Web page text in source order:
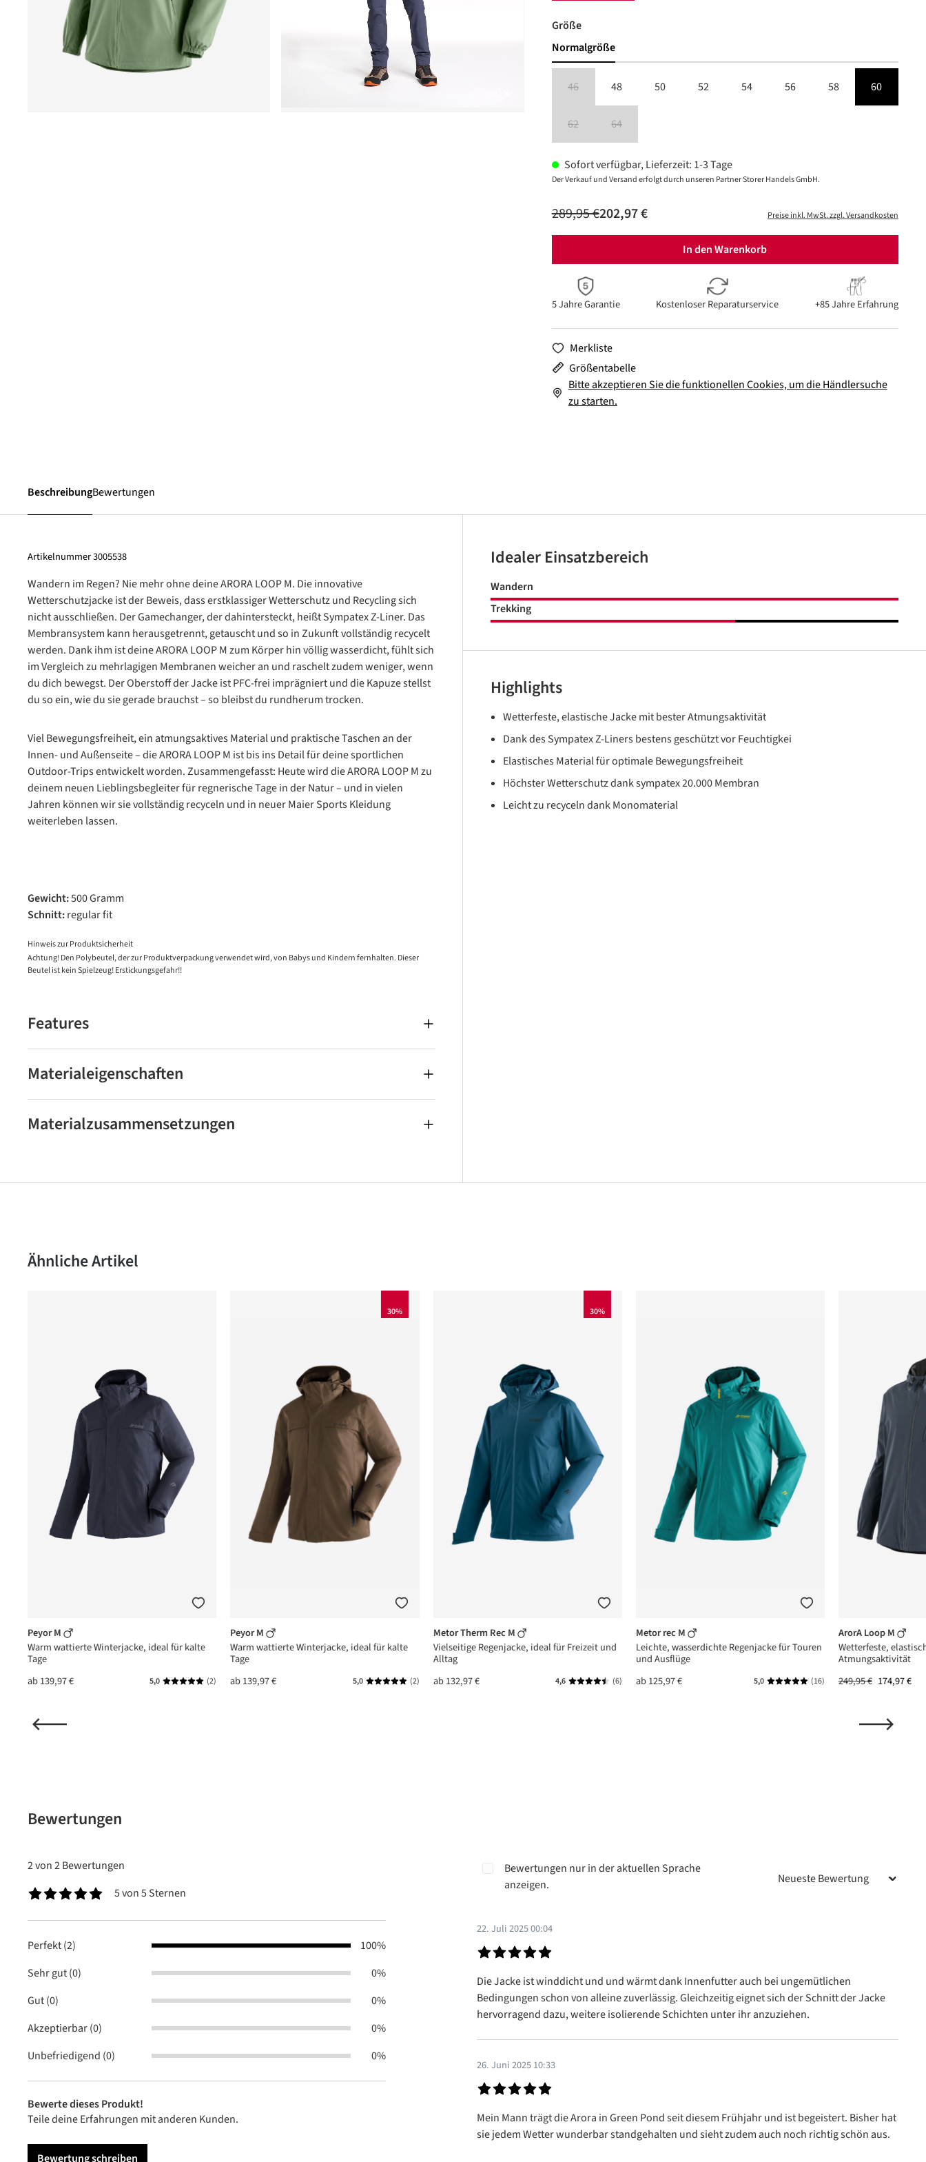
Größeauswählen
Normalgröße
46(Diese Option ist zurzeit nicht verfügbar.)
48 50 52 54 56 58 60
62 64
Sofort verfügbar, Lieferzeit: 1-3 Tage
Der Verkauf und Versand erfolgt durch unseren Partner Storer Handels GmbH.
202,97 €
289,95 € Preise inkl. MwSt. zzgl. Versandkosten
In den Warenkorb
5 Jahre Garantie Kostenloser Reparaturservice +85 Jahre Erfahrung
Merkliste
Größentabelle
Bitte akzeptieren Sie die funktionellen Cookies, um die Händlersuche
zu starten.
BeschreibungBewertungen
Artikelnummer3005538
Wandern im Regen? Nie mehr ohne deine ARORA LOOP M. Die innovative
Wetterschutzjacke ist der Beweis, dass erstklassiger Wetterschutz und Recycling sich
nicht ausschließen. Der Gamechanger, der dahintersteckt, heißt Sympatex Z-Liner. Das
Membransystem kann herausgetrennt, getauscht und so in Zukunft vollständig recycelt
werden. Dank ihm ist deine ARORA LOOP M zum Körper hin völlig wasserdicht, fühlt sich
im Vergleich zu mehrlagigen Membranen weicher an und raschelt zudem weniger, wenn
du dich bewegst. Der Oberstoff der Jacke ist PFC-frei imprägniert und die Kapuze stellst
du so ein, wie du sie gerade brauchst – so bleibst du rundherum trocken.
Viel Bewegungsfreiheit, ein atmungsaktives Material und praktische Taschen an der
Innen- und Außenseite – die ARORA LOOP M ist bis ins Detail für deine sportlichen
Outdoor-Trips entwickelt worden. Zusammengefasst: Heute wird die ARORA LOOP M zu
deinem neuen Lieblingsbegleiter für regnerische Tage in der Natur – und in vielen
Jahren können wir sie vollständig recyceln und in neuer Maier Sports Kleidung
weiterleben lassen.
Gewicht:500 Gramm
Schnitt:regular fit
Hinweis zur Produktsicherheit
Achtung! Den Polybeutel, der zur Produktverpackung verwendet wird, von Babys und Kindern fernhalten. Dieser
Beutel ist kein Spielzeug! Erstickungsgefahr!!
Features
Materialeigenschaften
Materialzusammensetzungen
Idealer Einsatzbereich
Wandern
Trekking
Highlights
Wetterfeste, elastische Jacke mit bester Atmungsaktivität
Dank des Sympatex Z-Liners bestens geschützt vor Feuchtigkei
Elastisches Material für optimale Bewegungsfreiheit
Höchster Wetterschutz dank sympatex 20.000 Membran
Leicht zu recyceln dank Monomaterial
Produktgalerie überspringen
Ähnliche Artikel
Peyor M
Warm wattierte Winterjacke, ideal für kalte
Tage
ab139,97 € 5,0 Durchschnittliche Bewertung von 5 von 5 Sternen
(2)
30%
Peyor M
Warm wattierte Winterjacke, ideal für kalte
Tage
ab139,97 € 5,0 Durchschnittliche Bewertung von 5 von 5 Sternen
(2)
30%
Metor Therm Rec M
Vielseitige Regenjacke, ideal für Freizeit und
Alltag
ab132,97 € 4,6 Durchschnittliche Bewertung von 4.6 von 5 Sternen
(6)
Metor rec M
Leichte, wasserdichte Regenjacke für Touren
und Ausflüge
ab125,97 € 5,0 Durchschnittliche Bewertung von
(16)
ArorA Loop M
Wetterfeste,
Atmungsaktivität
249,95 € 174,97 €
Bewertungen
2 von 2 Bewertungen
5 von 5 Sternen
Perfekt (2)
100%
Sehr gut (0)
0%
Gut (0)
0%
Akzeptierbar (0)
0%
Unbefriedigend (0)
0%
Bewerte dieses Produkt!
Teile deine Erfahrungen mit anderen Kunden.
Bewertung schreiben
Bewertungen nur in der aktuellen Sprache
anzeigen.
22. Juli 2025 00:04
Die Jacke ist winddicht und und wärmt dank Innenfutter auch bei ungemütlichen
Bedingungen schon von alleine zuverlässig. Gleichzeitig eignet sich der Schnitt der Jacke
hervorragend dazu, weitere isolierende Schichten unter ihr anzuziehen.
26. Juni 2025 10:33
Mein Mann trägt die Arora in Green Pond seit diesem Frühjahr und ist begeistert. Bisher hat
sie jedem Wetter wunderbar standgehalten und sieht zudem auch noch richtig schön aus.